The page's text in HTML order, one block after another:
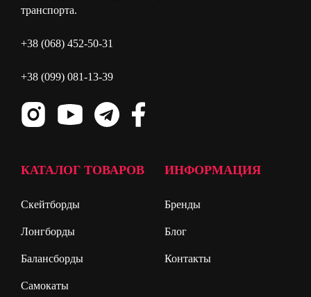
транспорта.
+38 (068) 452-50-31
+38 (099) 081-13-39
КАТАЛОГ ТОВАРОВ
Скейтборды
Лонгборды
Балансборды
Самокаты
ИНФОРМАЦИЯ
Бренды
Блог
Контакты